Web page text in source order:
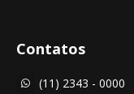
Contatos
 (11) 2343 - 0000